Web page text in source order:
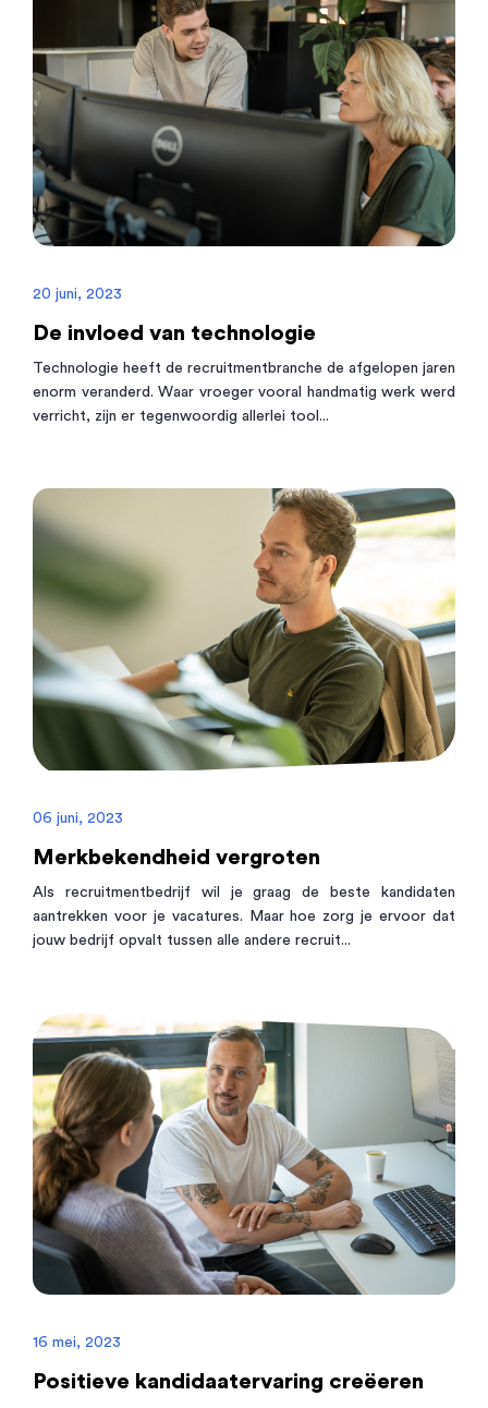
20 juni, 2023
De invloed van technologie
Technologie heeft de recruitmentbranche de afgelopen jaren
enorm veranderd. Waar vroeger vooral handmatig werk werd
verricht, zijn er tegenwoordig allerlei tool...
06 juni, 2023
Merkbekendheid vergroten
Als recruitmentbedrijf wil je graag de beste kandidaten
aantrekken voor je vacatures. Maar hoe zorg je ervoor dat
jouw bedrijf opvalt tussen alle andere recruit...
16 mei, 2023
Positieve kandidaatervaring creëeren